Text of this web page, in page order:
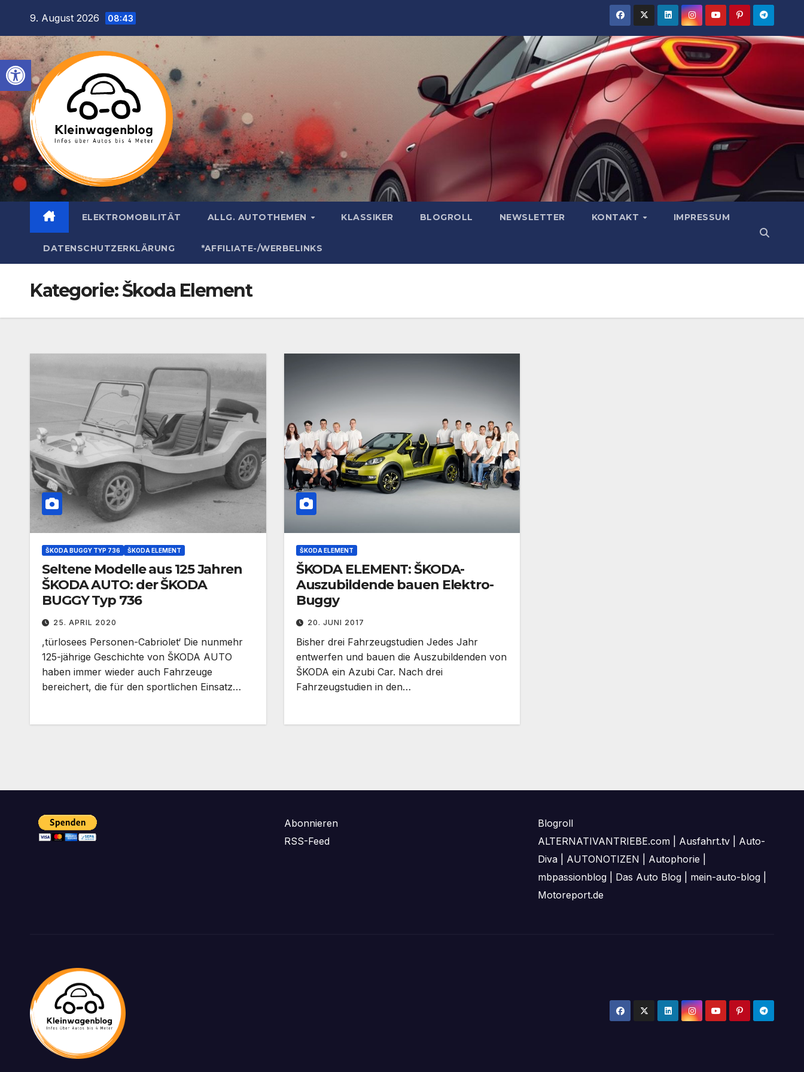
Werkzeugleiste öffnen
springen
springen
9. August 2026 08:43
ELEKTROMOBILITÄT ALLG. AUTOTHEMEN KLASSIKER BLOGROLL NEWSLETTER KONTAKT IMPRESSUM
DATENSCHUTZERKLÄRUNG *AFFILIATE-/WERBELINKS
Kategorie:Škoda Element
ŠKODA BUGGY TYP 736 ŠKODA ELEMENT
Seltene Modelle aus 125 Jahren
ŠKODA AUTO: der ŠKODA
BUGGY Typ 736
25. APRIL 2020
,türlosees Personen-Cabriolet‘ Die nunmehr
125-jährige Geschichte von ŠKODA AUTO
haben immer wieder auch Fahrzeuge
bereichert, die für den sportlichen Einsatz…
ŠKODA ELEMENT
ŠKODA ELEMENT: ŠKODA-
Auszubildende bauen Elektro-
Buggy
20. JUNI 2017
Bisher drei Fahrzeugstudien Jedes Jahr
entwerfen und bauen die Auszubildenden von
ŠKODA ein Azubi Car. Nach drei
Fahrzeugstudien in den…
Abonnieren
RSS-Feed
Blogroll
ALTERNATIVANTRIEBE.com
Ausfahrt.tv
Auto-
Diva
AUTONOTIZEN Autophorie
mbpassionblog
Das Auto Blog mein-auto-blog
Motoreport.de